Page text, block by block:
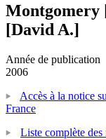
Montgomery
[David A.]
Année de publication
2006
Accès à la notice
France
Liste complète